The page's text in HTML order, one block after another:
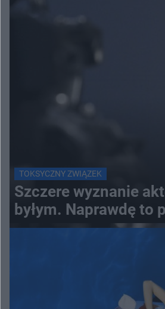
TOKSYCZNY ZWIĄZEK
Szczere wyznanie
byłym. Naprawdę to